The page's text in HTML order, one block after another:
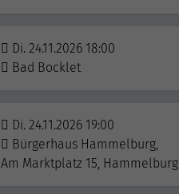
Di. 24.11.2026 18:00
Bad Bocklet
Di. 24.11.2026 19:00
Bürgerhaus Hammelburg,
Am Marktplatz 15, Hammelburg